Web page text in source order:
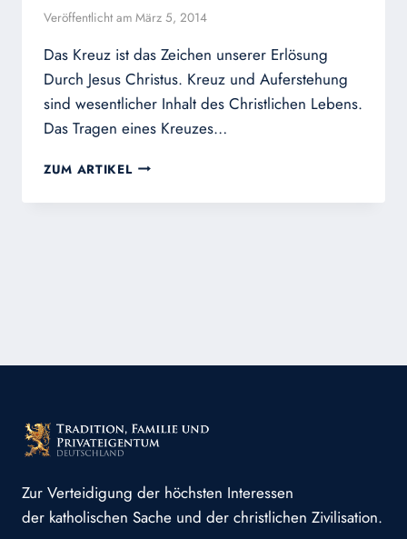
Veröffentlicht am März 5, 2014
Das Kreuz ist das Zeichen unserer Erlösung
Durch Jesus Christus. Kreuz und Auferstehung
sind wesentlicher Inhalt des Christlichen Lebens.
Das Tragen eines Kreuzes…
ZUM ARTIKEL DAS
IST
Zur Verteidigung der höchsten Interessen
der katholischen Sache und der christlichen Zivilisation.